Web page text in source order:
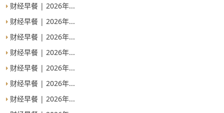
财经早餐 | 2026年...
财经早餐 | 2026年...
财经早餐 | 2026年...
财经早餐 | 2026年...
财经早餐 | 2026年...
财经早餐 | 2026年...
财经早餐 | 2026年...